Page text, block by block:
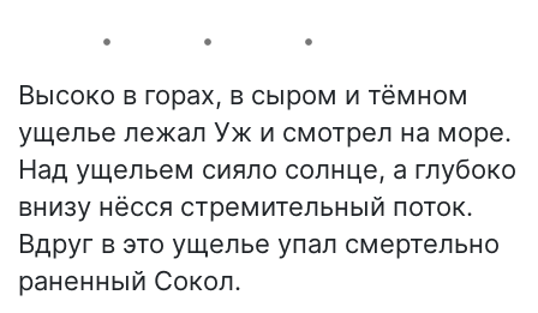
Высоко в горах, в сыром и тёмном
ущелье лежал Уж и смотрел на море.
Над ущельем сияло солнце, а глубоко
внизу нёсся стремительный поток.
Вдруг в это ущелье упал смертельно
раненный Сокол.